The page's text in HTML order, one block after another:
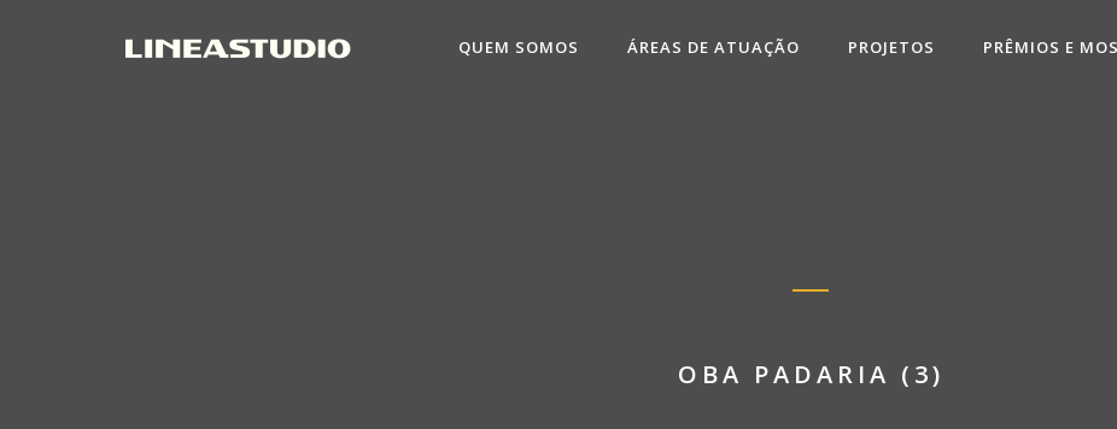
QUEM SOMOS ÁREAS DE ATUAÇÃO PROJETOS PRÊMIOS E
OBA PADARIA (3)